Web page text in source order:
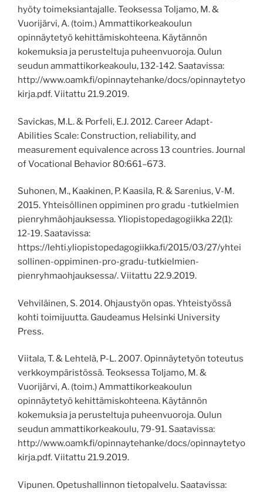
hyöty toimeksiantajalle. Teoksessa Toljamo, M. &
Vuorijärvi, A. (toim.) Ammattikorkeakoulun
opinnäytetyö kehittämiskohteena. Käytännön
kokemuksia ja perusteltuja puheenvuoroja. Oulun
seudun ammattikorkeakoulu, 132-142. Saatavissa:
http://www.oamk.fi/opinnaytehanke/docs/opinnaytetyo
kirja.pdf.Viitattu 21.9.2019.
Savickas, M.L. & Porfeli, E.J. 2012. Career Adapt-
Abilities Scale: Construction, reliability, and
measurement equivalence across 13 countries.Journal
of Vocational Behavior 80:661–673.
Suhonen, M., Kaakinen, P. Kaasila, R. & Sarenius, V-M.
2015. Yhteisöllinen oppiminen pro gradu -tutkielmien
pienryhmäohjauksessa. Yliopistopedagogiikka 22(1):
12-19. Saatavissa:
https://lehti.yliopistopedagogiikka.fi/2015/03/27/yhtei
sollinen-oppiminen-pro-gradu-tutkielmien-
pienryhmaohjauksessa/. Viitattu 22.9.2019.
Vehviläinen, S. 2014. Ohjaustyön opas. Yhteistyössä
kohti toimijuutta. Gaudeamus Helsinki University
Press.
Viitala, T. & Lehtelä, P-L. 2007. Opinnäytetyön toteutus
verkkoympäristössä. Teoksessa Toljamo, M. &
Vuorijärvi, A. (toim.) Ammattikorkeakoulun
opinnäytetyö kehittämiskohteena. Käytännön
kokemuksia ja perusteltuja puheenvuoroja. Oulun
seudun ammattikorkeakoulu, 79-91. Saatavissa:
http://www.oamk.fi/opinnaytehanke/docs/opinnaytetyo
kirja.pdf.Viitattu 21.9.2019.
Vipunen. Opetushallinnon tietopalvelu. Saatavissa: